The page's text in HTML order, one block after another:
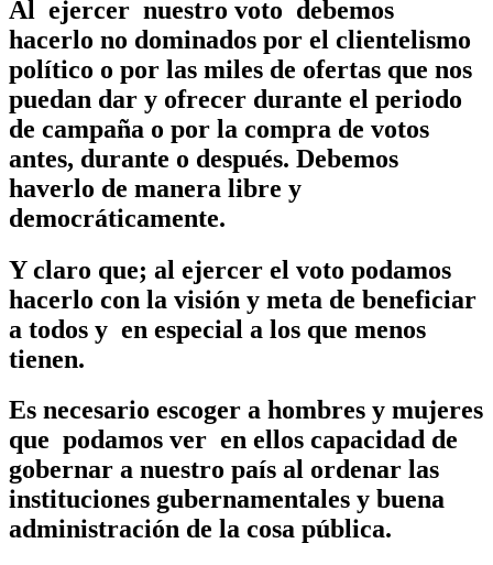
Al ejercer nuestro voto debemos
hacerlo no dominados por el clientelismo
político o por las miles de ofertas que nos
puedan dar y ofrecer durante el periodo
de campaña o por la compra de votos
antes, durante o después. Debemos
haverlo de manera libre y
democráticamente.
Y claro que; al ejercer el voto podamos
hacerlo con la visión y meta de beneficiar
a todos y en especial a los que menos
tienen.
Es necesario escoger a hombres y mujeres
que podamos ver en ellos capacidad de
gobernar a nuestro país al ordenar las
instituciones gubernamentales y buena
administración de la cosa pública.